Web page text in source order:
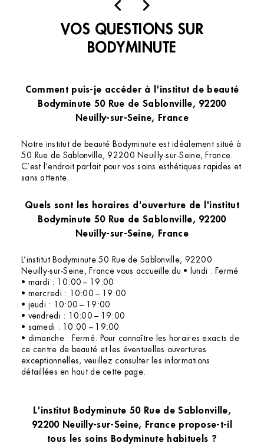
VOS QUESTIONS SUR
BODYMINUTE
Comment puis-je accéder à l'institut de beauté
Bodyminute 50 Rue de Sablonville, 92200
Neuilly-sur-Seine, France
Notre institut de beauté Bodyminute est idéalement situé à
50 Rue de Sablonville, 92200 Neuilly-sur-Seine, France.
C’est l’endroit parfait pour vos soins esthétiques rapides et
sans attente.
Quels sont les horaires d'ouverture de l'institut
Bodyminute 50 Rue de Sablonville, 92200
Neuilly-sur-Seine, France
L’institut Bodyminute 50 Rue de Sablonville, 92200
Neuilly-sur-Seine, France vous accueille du • lundi : Fermé
• mardi : 10:00 – 19:00
• mercredi : 10:00 – 19:00
• jeudi : 10:00 – 19:00
• vendredi : 10:00 – 19:00
• samedi : 10:00 – 19:00
• dimanche : Fermé. Pour connaître les horaires exacts de
ce centre de beauté et les éventuelles ouvertures
exceptionnelles, veuillez consulter les informations
détaillées en haut de cette page.
L'institut Bodyminute 50 Rue de Sablonville,
92200 Neuilly-sur-Seine, France propose-t-il
tous les soins Bodyminute habituels ?